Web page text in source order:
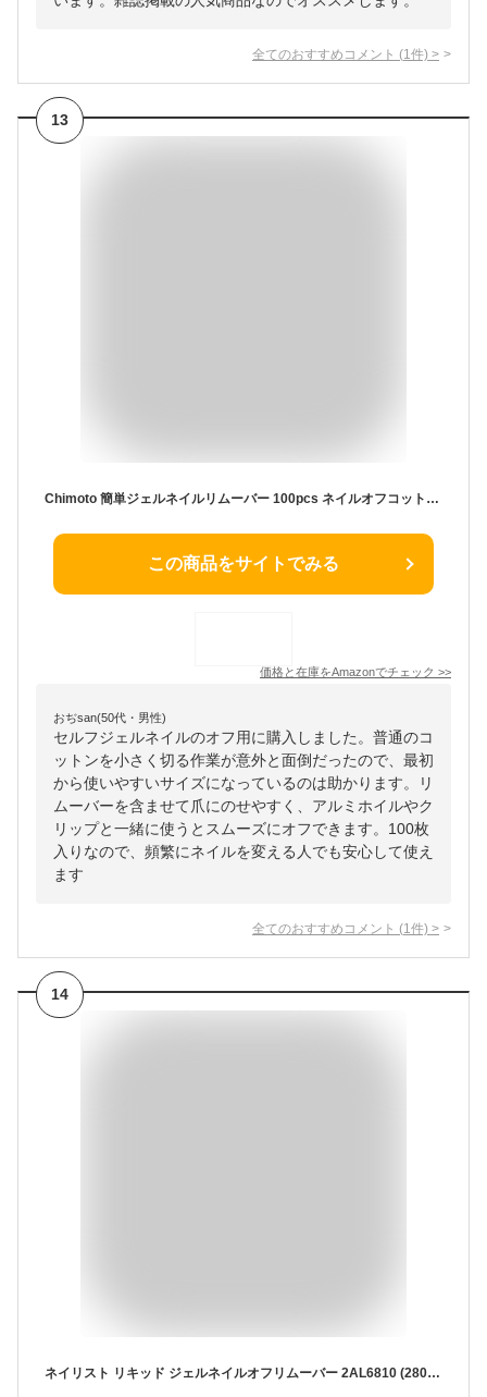
全てのおすすめコメント (1 件) >
13
Chimoto 簡単ジェルネイルリムーバー 100pcs ネイルオフコットン Gelnail remover
この商品をサイトでみる
価格と在庫をAmazonでチェック >>
おぢsan(50代・男性)
セルフジェルネイルのオフ用に購入しました。普通のコ
ットンを小さく切る作業が意外と面倒だったので、最初
から使いやすいサイズになっているのは助かります。リ
ムーバーを含ませて爪にのせやすく、アルミホイルやク
リップと一緒に使うとスムーズにオフできます。100枚
入りなので、頻繁にネイルを変える人でも安心して使え
ます
全てのおすすめコメント (1 件) >
14
ネイリスト リキッド ジェルネイルオフリムーバー 2AL6810 (280mL)